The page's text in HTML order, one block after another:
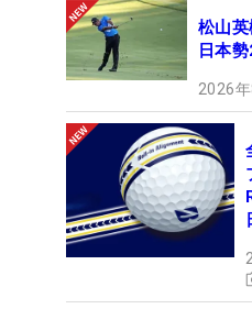
松山
日本
2026